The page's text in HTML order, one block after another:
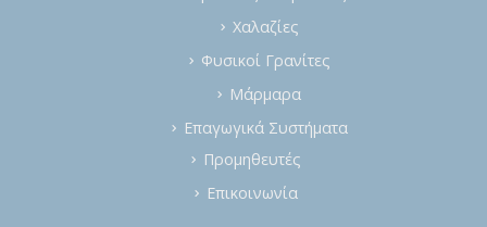
Χαλαζίες
Φυσικοί Γρανίτες
Μάρμαρα
Επαγωγικά Συστήματα
Προμηθευτές
Επικοινωνία